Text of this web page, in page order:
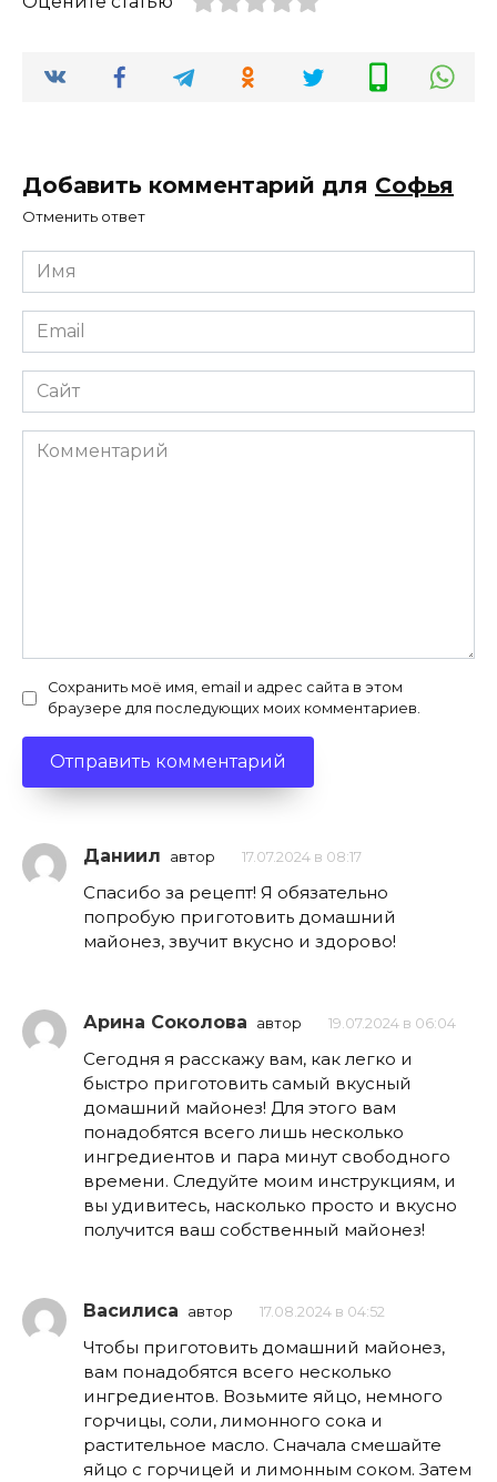
Добавить комментарий для Софья
Отменить ответ
Имя
*
Email
*
Сайт
Комментарий
Сохранить моё имя, email и адрес сайта в этом
браузере для последующих моих комментариев.
Даниил автор 17.07.2024 в 08:17
Спасибо за рецепт! Я обязательно
попробую приготовить домашний
майонез, звучит вкусно и здорово!
Арина Соколова автор 19.07.2024 в 06:04
Сегодня я расскажу вам, как легко и
быстро приготовить самый вкусный
домашний майонез! Для этого вам
понадобятся всего лишь несколько
ингредиентов и пара минут свободного
времени. Следуйте моим инструкциям, и
вы удивитесь, насколько просто и вкусно
получится ваш собственный майонез!
Василиса автор 17.08.2024 в 04:52
Чтобы приготовить домашний майонез,
вам понадобятся всего несколько
ингредиентов. Возьмите яйцо, немного
горчицы, соли, лимонного сока и
растительное масло. Сначала смешайте
яйцо с горчицей и лимонным соком. Затем